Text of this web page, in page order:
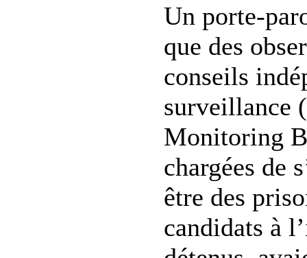
Un porte-
que des
conseils
surveillance
Monitoring
chargées de
être des
candidats à